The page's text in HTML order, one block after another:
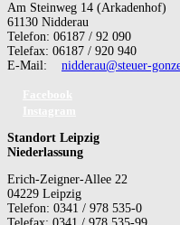
Am Steinweg 14 (Arkadenhof)
61130 Nidderau
Telefon: 06187 / 92 090
Telefax: 06187 / 920 940
E-Mail: nidderau@steuer-
Standort Leipzig
Niederlassung
Erich-Zeigner-Allee 22
04229 Leipzig
Telefon: 0341 / 978 535-0